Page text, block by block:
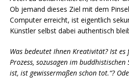
Ob jemand dieses Ziel mit dem
Computer erreicht, ist eigentlich
Künstler selbst dabei authentisch
Was bedeutet Ihnen Kreativität? Ist
Prozess, sozusagen im
ist, ist gewissermaßen schon tot.“?